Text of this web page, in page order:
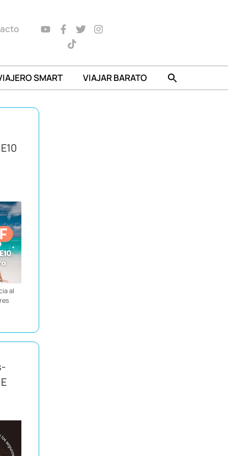
SMART VIAJAR BARATO
al